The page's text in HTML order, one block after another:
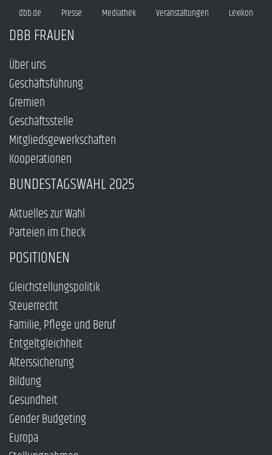
dbb.de Presse Mediathek Veranstaltungen Lexikon
DBB FRAUEN
Über uns
Geschäftsführung
Gremien
Geschäftsstelle
Mitgliedsgewerkschaften
Kooperationen
BUNDESTAGSWAHL 2025
Aktuelles zur Wahl
Parteien im Check
POSITIONEN
Gleichstellungspolitik
Steuerrecht
Familie, Pflege und Beruf
Entgeltgleichheit
Alterssicherung
Bildung
Gesundheit
Gender Budgeting
Europa